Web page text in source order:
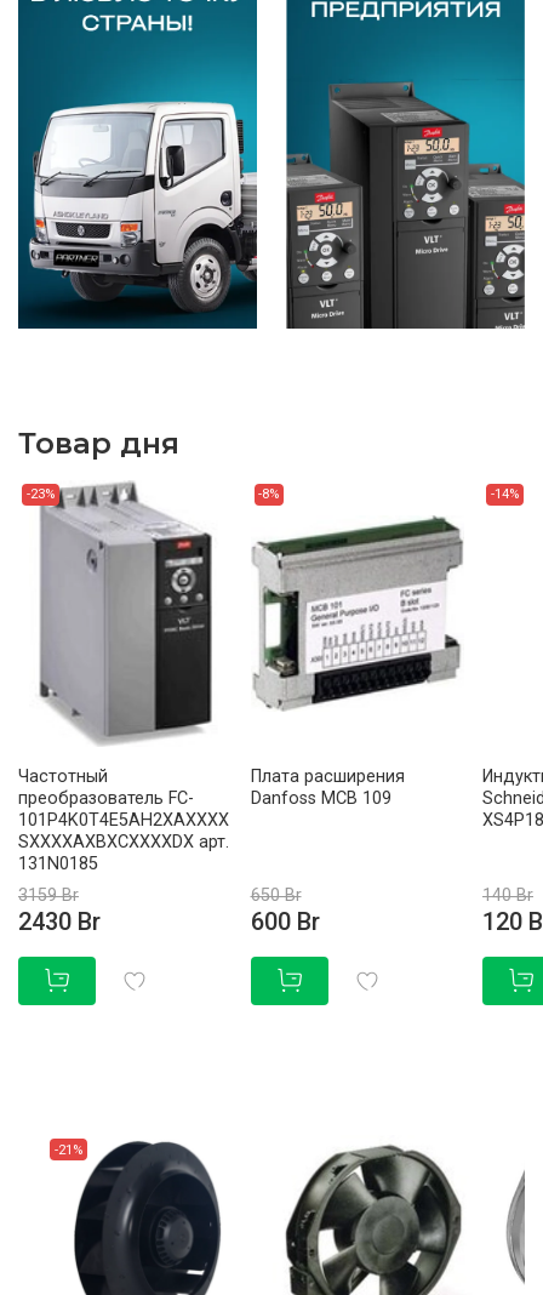
Товар дня
-23%
Частотный
преобразователь FC-
101P4K0T4E5AH2XAXXXX
SXXXXAXBXCXXXXDX арт.
131N0185
3159 Br
2430 Br
-8%
Плата расширения
Danfoss MCB 109
650 Br
600 Br
-14%
140 Br
120
-21%